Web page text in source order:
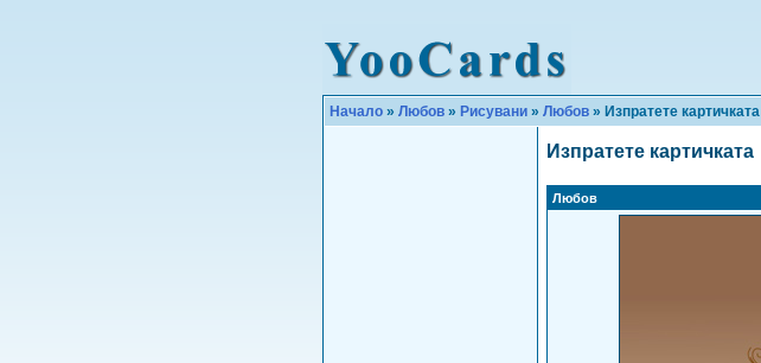
Начало » Любов » Рисувани » Любов » Изпратете картичката
Изпратете картичката
Любов